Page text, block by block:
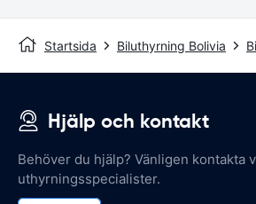
Startsida Biluthyrning Bolivia
Hjälp och kontakt
Behöver du hjälp? Vänligen kontakta
uthyrningsspecialister.